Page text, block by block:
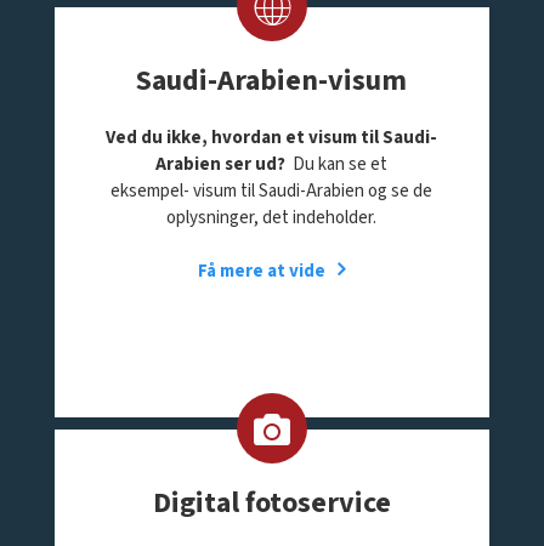
Saudi-Arabien-visum
Ved du ikke, hvordan et visum til Saudi-
Arabien ser ud? Du kan se et
eksempel- visum til Saudi-Arabien og se de
oplysninger, det indeholder.
Få mere at vide
Digital fotoservice